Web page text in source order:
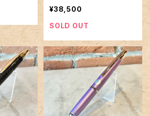
字幅M／18金ペン先
¥38,500
SOLD OUT